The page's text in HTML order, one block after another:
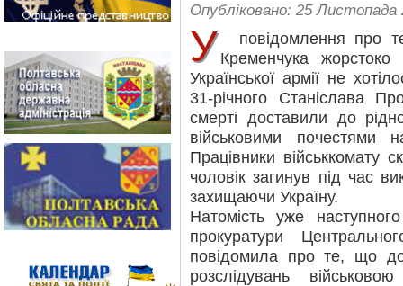
Опубліковано: 25 Листопада
У
повідомлення про
Кременчука
Української армії не
31-річного Станіслава
смерті доставили до
військовими почестями
Працівники військкомату
чоловік загинув під час
захищаючи Україну.
Натомість уже
прокуратури
повідомила про те, що
розслідувань